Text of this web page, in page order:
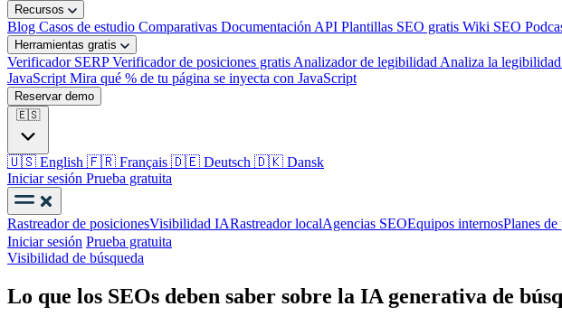
Recursos
Blog Casos de estudio Comparativas Documentación API Plantillas SEO gratis Wiki SEO
Herramientas gratis
Verificador SERPVerificador de posiciones gratis Analizador de legibilidad Analiza la
JavaScript Mira qué % de tu página se inyecta con JavaScript
Reservar demo
🇪🇸
🇺🇸 English 🇫🇷 Français 🇩🇪 Deutsch 🇩🇰 Dansk
Iniciar sesión Prueba gratuita
Rastreador de posicionesVisibilidad IARastreador localAgencias SEOEquipos internosPlanes
Iniciar sesión Prueba gratuita
Visibilidad de búsqueda
Lo que los SEOs deben saber sobre la IA generativa de